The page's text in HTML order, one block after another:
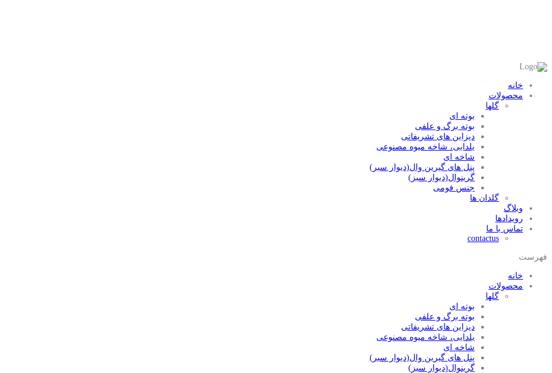
خانه
محصولات
گلها
بوته ای
بوته برگ و علفی
دیزاین های تشریفاتی
یلدایی، شاخه میوه مصنوعی
شاخه ای
پنل های گیرین وال(دیوار سبر)
گرینوال(دیوار سبز)
جنس فومی
گلدان ها
وبلاگ
رویدادها
تماس با ما
contactus
فهرست
خانه
محصولات
گلها
بوته ای
بوته برگ و علفی
دیزاین های تشریفاتی
یلدایی، شاخه میوه مصنوعی
شاخه ای
پنل های گیرین وال(دیوار سبر)
گرینوال(دیوار سبز)